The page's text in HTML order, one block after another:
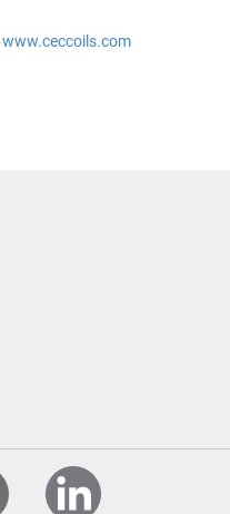
www.ceccoils.com